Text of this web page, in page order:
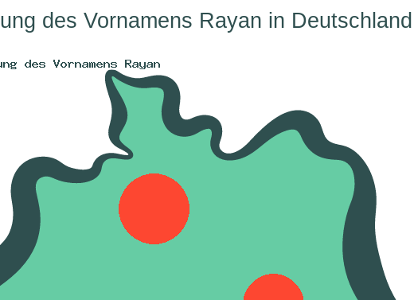
des Vornamens Rayan in Deutschland